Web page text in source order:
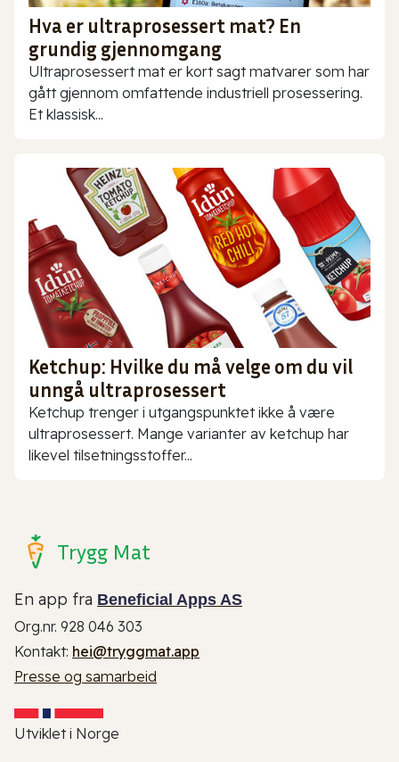
Hva er ultraprosessert mat? En
grundig gjennomgang
Ultraprosessert mat er kort sagt matvarer som har
gått gjennom omfattende industriell prosessering.
Et klassisk...
Ketchup: Hvilke du må velge om du vil
unngå ultraprosessert
Ketchup trenger i utgangspunktet ikke å være
ultraprosessert. Mange varianter av ketchup har
likevel tilsetningsstoffer...
Trygg Mat
En app fra Beneficial Apps AS
Org.nr. 928 046 303
Kontakt: hei@tryggmat.app
Presse og samarbeid
Utviklet i Norge